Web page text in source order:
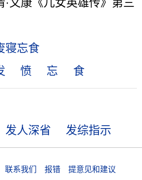
寝忘食
愤 忘 食
发人深省 发综指示
联系我们 报错 提意见和建议